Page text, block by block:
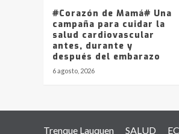
#Corazón de Mamá# Una
campaña para cuidar la
salud cardiovascular
antes, durante y
después del embarazo
6 agosto, 2026
Trenque Lauquen SALUD